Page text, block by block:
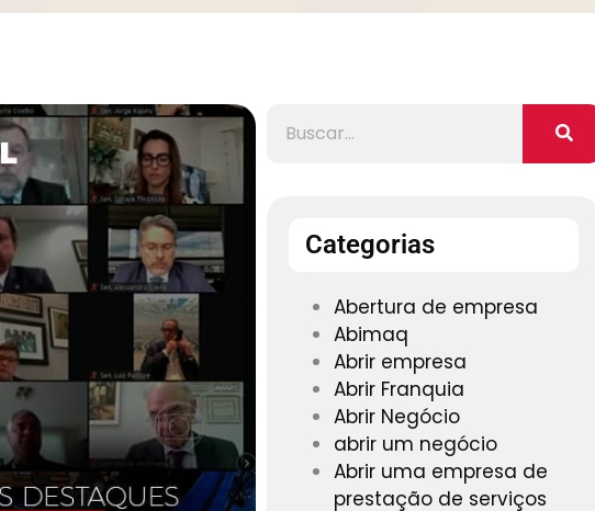
Categorias
Abertura de empresa
Abimaq
Abrir empresa
Abrir Franquia
Abrir Negócio
abrir um negócio
Abrir uma empresa de
prestação de serviços